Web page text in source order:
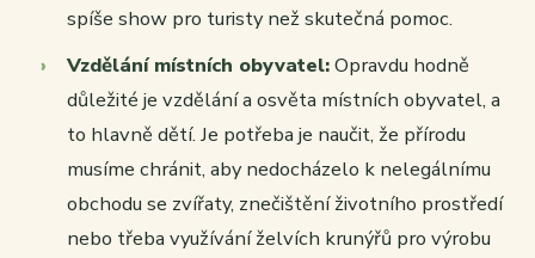
spíše show pro turisty než skutečná pomoc.
Vzdělání místních obyvatel:Opravdu hodně
důležité je vzdělání a osvěta místních obyvatel, a
to hlavně dětí. Je potřeba je naučit, že přírodu
musíme chránit, aby nedocházelo k nelegálnímu
obchodu se zvířaty, znečištění životního prostředí
nebo třeba využívání želvích krunýřů pro výrobu